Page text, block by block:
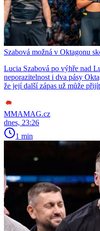
Szabová možná v Oktagonu
Lucia Szabová po výhře nad
neporazitelnost i dva pásy
že její další zápas už může
MMAMAG.cz
dnes, 23:26
1 min